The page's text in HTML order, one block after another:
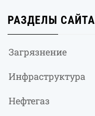
РАЗДЕЛЫ САЙТА
Загрязнение
Инфраструктура
Нефтегаз